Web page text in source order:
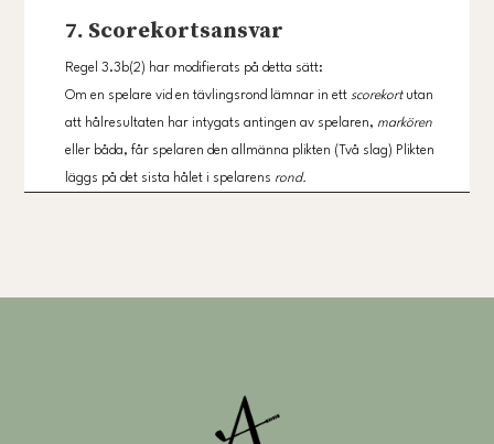
7. Scorekortsansvar
Regel 3.3b(2) har modifierats på detta sätt:
Om en spelare vid en tävlingsrond lämnar in ett scorekortutan
att hålresultaten har intygats antingen av spelaren, markören
eller båda, får spelaren den allmänna plikten (Två slag) Plikten
läggs på det sista hålet i spelarens rond.